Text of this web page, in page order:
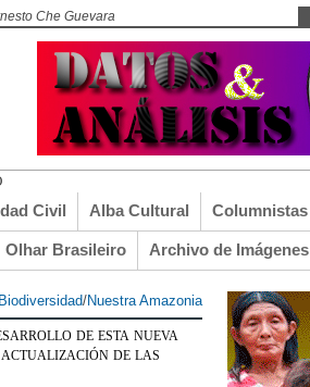
Che Guevara
Civil Alba Cultural Columnistas
Olhar Brasileiro Archivo de Imágenes
Biodiversidad/Nuestra Amazonia
de esta nueva
de las